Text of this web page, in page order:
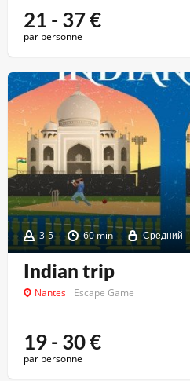
21 - 37€
par personne
3-5 60 min Средний
Indian trip
Nantes Escape Game
19 - 30€
par personne